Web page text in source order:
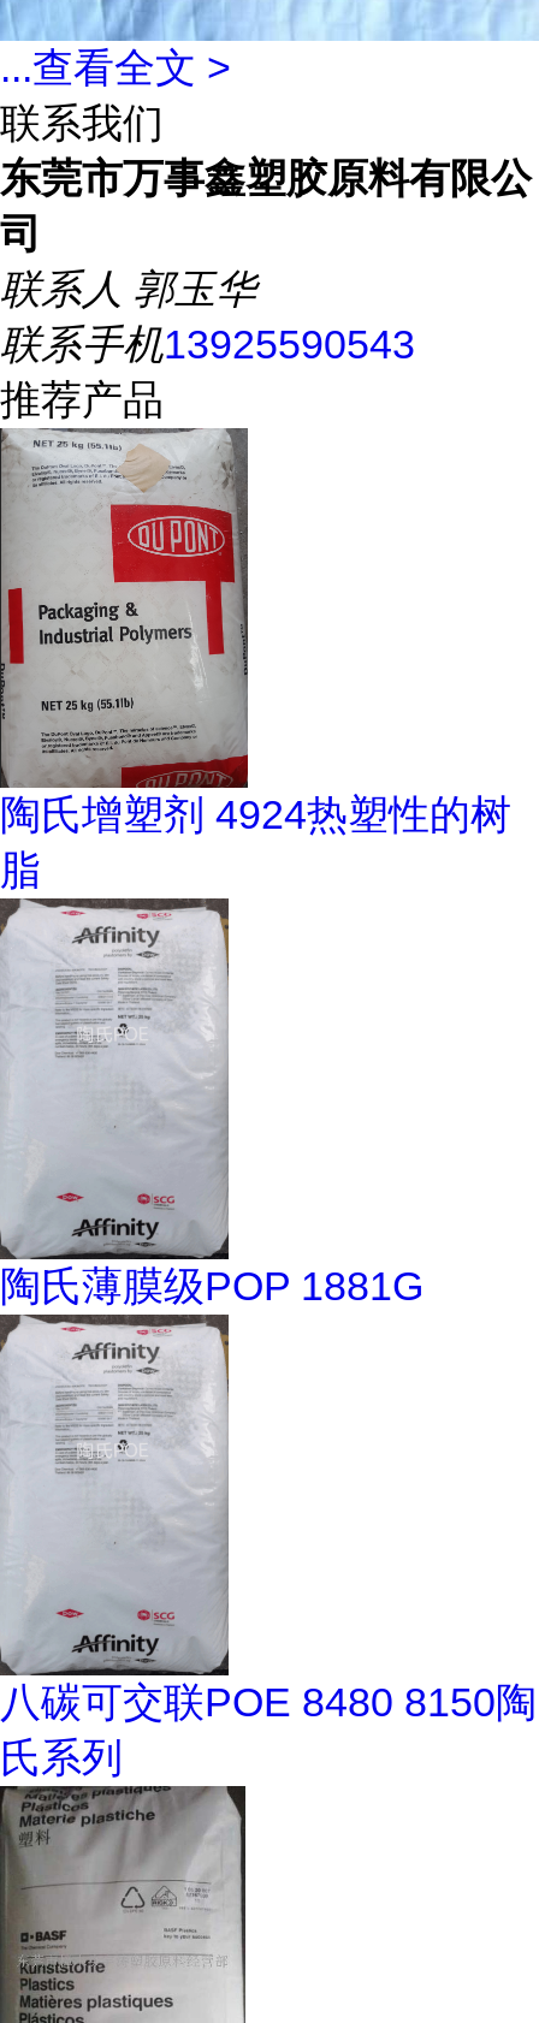
...查看全文 >
联系我们
东莞市万事鑫塑胶原料有限公
司
联系人 郭玉华
联系手机13925590543
推荐产品
陶氏增塑剂 4924热塑性的树
脂
陶氏薄膜级POP 1881G
八碳可交联POE 8480 8150陶
氏系列